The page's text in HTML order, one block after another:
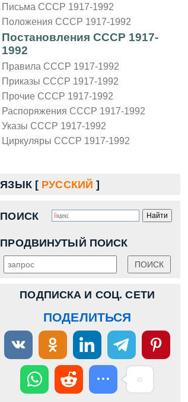
Письма СССР 1917-1992
Положения СССР 1917-1992
Постановления СССР 1917-
1992
Правила СССР 1917-1992
Приказы СССР 1917-1992
Прочие СССР 1917-1992
Распоряжения СССР 1917-1992
Указы СССР 1917-1992
Циркуляры СССР 1917-1992
ЯЗЫК [ РУССКИЙ ]
ПОИСК
ПРОДВИНУТЫЙ ПОИСК
ПОДПИСКА И СОЦ. СЕТИ
ПОДЕЛИТЬСЯ